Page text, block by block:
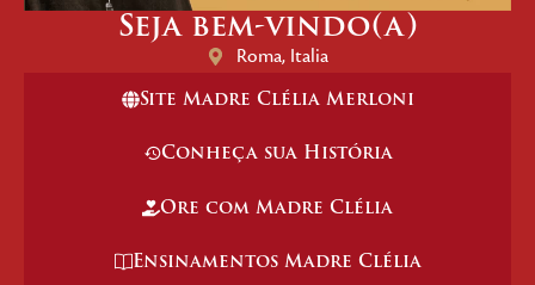
Seja bem-vindo(a)
Roma, Italia
Site Madre Clélia Merloni
Conheça sua História
Ore com Madre Clélia
Ensinamentos Madre Clélia